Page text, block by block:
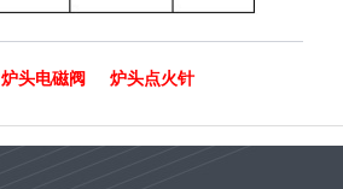
炉头电磁阀 炉头点火针